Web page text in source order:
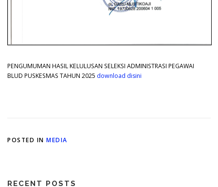
PENGUMUMAN HASIL KELULUSAN SELEKSI ADMINISTRASI PEGAWAI
BLUD PUSKESMAS TAHUN 2025 download disini
POSTED IN MEDIA
RECENT POSTS